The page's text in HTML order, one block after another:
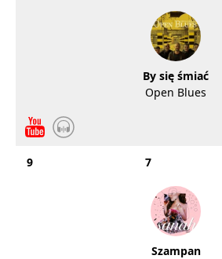
By się śmiać
Open Blues
9 7
Szampan